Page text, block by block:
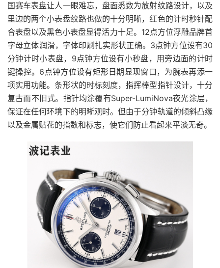
国赛车表盘让人一眼难忘，盘面悉数为放射纹路设计，以及
里边的两个小表盘纹路也做的十分明晰，红色的计时秒针配
合表盘以及黑色小表盘显得活力十足。12点方位浮雕品牌首
字母立体润滑，字体印刷扎实形状正确。3点钟方位设有30
分钟计时小表盘，9点钟方位设有小秒盘，用旁边面的计时
键操控。6点钟方位设有矩形日期显现窗口，为腕表再添一
项实用功能。条形状的时标刻度，指挥棒型指针设计，十分
复古而不旧式。指针均涂覆有Super-LumiNova夜光涂层，
保证在任何环境下的明晰观时。但由于分钟轨道的倾斜凸缘
以及金属贴花的指数和标志，使它们防止看起来平淡无奇。